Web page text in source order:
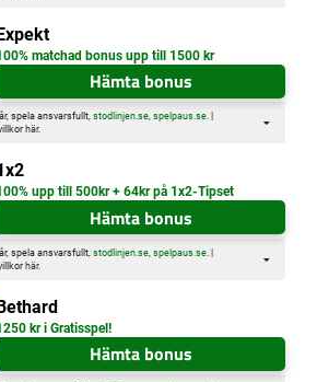
matchad bonus upp till 1500 kr
Hämta bonus
spela ansvarsfullt, stodlinjen.se, spelpaus.se. |
här.
upp till 500kr + 64kr på 1x2-Tipset
Hämta bonus
spela ansvarsfullt, stodlinjen.se, spelpaus.se. |
här.
kr i Gratisspel!
Hämta bonus